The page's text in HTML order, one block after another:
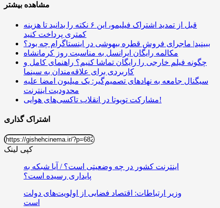
مشاهده بیشتر
قبل از تمدید اشتراک فیلیمو، این ۶ نکته را بدانید تا هزینه
کمتری پرداخت کنید
ببینید| ماجرای فروش قطره بیهوشی در اینستاگرام چه بود؟
مکالمه رایگان ایرانسل به مناسبت روز کرمانشاه
چگونه فیلم خارجی را رایگان تماشا کنیم؟ راهنمای کامل و
کاربردی برای علاقه‌مندان به سینما
سیگنال جامعه به نهادهای تصمیم‌گیر: یک میلیون امضا علیه
محدودیت اینترنت
مشارکت تویوتا در انقلاب تاکسی‌های هوایی!
اشتراک گذاری
کپی لینک
اینترنت کشور در چه وضعیتی است؟ / آیا شبکه به
پایداری رسیده است؟
وزیر ارتباطات: اقتصاد فضایی از اولویت‌های دولت
است